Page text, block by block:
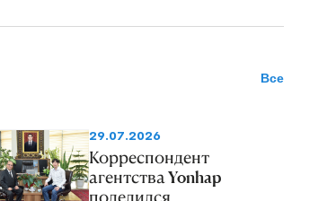
Все
29.07.2026
Корреспондент
агентства Yonhap
поделился